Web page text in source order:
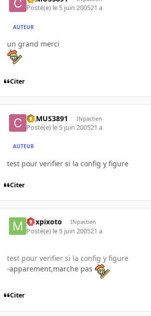
Posté(e) le 5 juin 200521 a
AUTEUR
un grand merci
Citer
CAMUS3891 INpactien
Posté(e) le 5 juin 200521 a
AUTEUR
test pour verifier si la config y figure
Citer
mixpixoto INpactien
Posté(e) le 5 juin 200521 a
test pour verifier si la config y figure
-apparement,marche pas
Citer